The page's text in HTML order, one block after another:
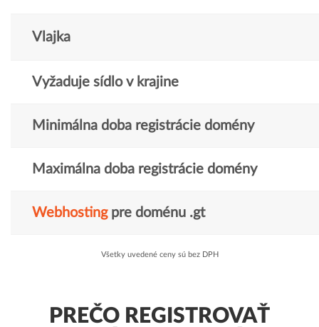
Vlajka
Vyžaduje sídlo v krajine
Minimálna doba registrácie domény
Maximálna doba registrácie domény
Webhostingpre doménu .gt
Všetky uvedené ceny sú bez DPH
PREČO REGISTROVAŤ